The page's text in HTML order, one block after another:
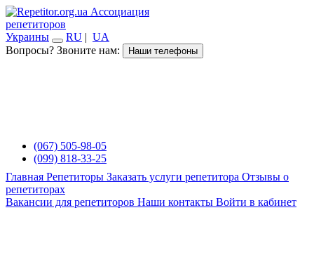
Ассоциация
репетиторов
Украины
RU | UA
Вопросы? Звоните нам:
Наши телефоны
(067) 505-98-05
(099) 818-33-25
Главная Репетиторы Заказать услуги репетитора Отзывы о
репетиторах
Вакансии для репетиторов Наши контакты Войти в кабинет